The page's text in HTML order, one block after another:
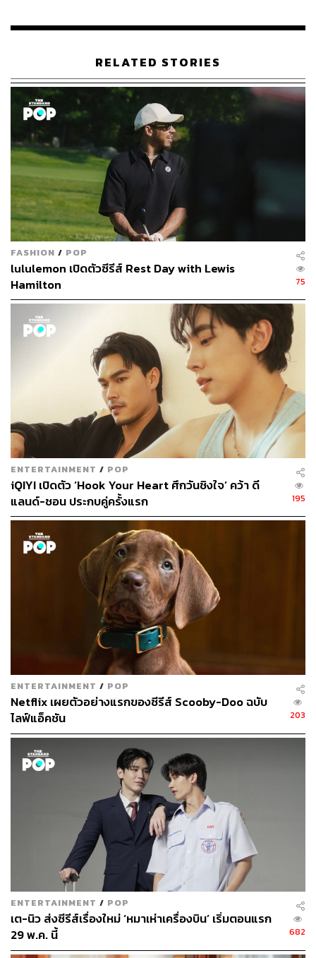
“ผมอ่านบท 10 ตอนจบในทีเดียวเลยครับ ผมไม่อยาก
ขัดจังหวะความรู้สึกต่างๆ ของเรื่องที่น่าดึงดูดและซาบซึ้ง ผม
ร้องไห้เยอะมากกับการอ่านบทนี้ จึงอยากทำให้ผู้ชมเข้าถึง
ความรู้สึกเดียวกันกับที่ผมได้รับครับ”
ทังจุนซัง ย้อนเล่าถึงครั้งแรกที่เขาได้อ่านบทซีรีส์ ก่อนจะทำ
หน้าที่เป็นตัวละคร ฮันกือรู เด็กหนุ่มที่มีอาการแอสเพอร์เกอร์
ความรู้สึกของเขาไม่ต่างจาก อีเจฮุน ที่กำลังโด่งดังจากซีรีส์
“ใน Taxi Driver เป็นเรื่องเกี่ยวกับการแก้แค้นให้กับเหยื่อ แต่
ในเรื่อง Move to Heaven ผมรับบทเป็น Trauma Cleaner ซึ่ง
เรื่องนี้ค่อนข้างไปแตะประเด็นสังคมมากๆ ในขณะเดียวกัน
ตัวละครซังกูก็เป็นคนที่มองโลกในแง่ร้าย ไม่เชื่อใจคน คิดว่า
ทุกคนทำเพื่อผลประโยชน์ตัวเองทั้งนั้น แต่ตัวเขาจะค่อยๆ เกิด
การเปลี่ยนแปลงในระหว่างที่เรื่องราวดำเนินไป”
อย่างย่นย่อ Move to Heavenเล่าเรื่องราวของ ฮันกือรู เด็ก
หนุ่มผู้มีอาการแอสเพอร์เกอร์ เขาทำงานเป็นพนักงานเก็บ
กวาดที่เกิดเหตุหลังความตายกับ ฮันจองอู ผู้เป็นพ่อแต่แล้วกื
อรูต้องเหลือตัวคนเดียว หลังการจากไปอย่างกะทันหันของพ่อ
ทำให้อาของเขา โจซังกู ที่เพิ่งพ้นโทษจำคุกต้องกลายเป็นผู้
ปกครอง ย้ายมาอยู่ในบ้านเดียวกัน และทำงานร่วมกับกือรู
ขณะที่ ยุนนามู เพื่อนบ้านของกือรูมีความสงสัยในจุดประสงค์
ของซังกู เธอจึงคอยติดตามและคอยช่วยเหลือกือรู การ
ทำงานของพวกเขากับMove to Heaven
ค้นหาความหมายอันลึกซึ้งของการมีชีวิต และความตาย
THE STANDARD ได้ร่วมสัมภาษณ์สองนักแสดง อีเจฮุน และ
ทังจุนซัง เกี่ยวกับการทำงานในซีรีส์
สำหรับ
อีเจฮุนและทังจุนซัง มากไปกว่าการทำหน้าที่ในฐานะนัก
แสดง ซีรีส์เรื่องนี้ในบางมุมคือการค้นพบคำตอบบางอย่างให้
กับชีวิตด้วยเช่นกัน
RELATED STORIES
FASHION / POP
lululemon เปิดตัวซีรีส์ Rest Day with Lewis
Hamilton
75
ENTERTAINMENT / POP
iQIYI เปิดตัว ‘Hook Your Heart ศึกวันชิงใจ’ คว้า ดี
แลนด์-ชอน ประกบคู่ครั้งแรก
195
ENTERTAINMENT / POP
Netflix เผยตัวอย่างแรกของซีรีส์ Scooby-Doo ฉบับ
ไลฟ์แอ็คชัน
203
ENTERTAINMENT / POP
เต-นิว ส่งซีรีส์เรื่องใหม่ ‘หมาเห่าเครื่องบิน’ เริ่มตอนแรก
29 พ.ค. นี้
682